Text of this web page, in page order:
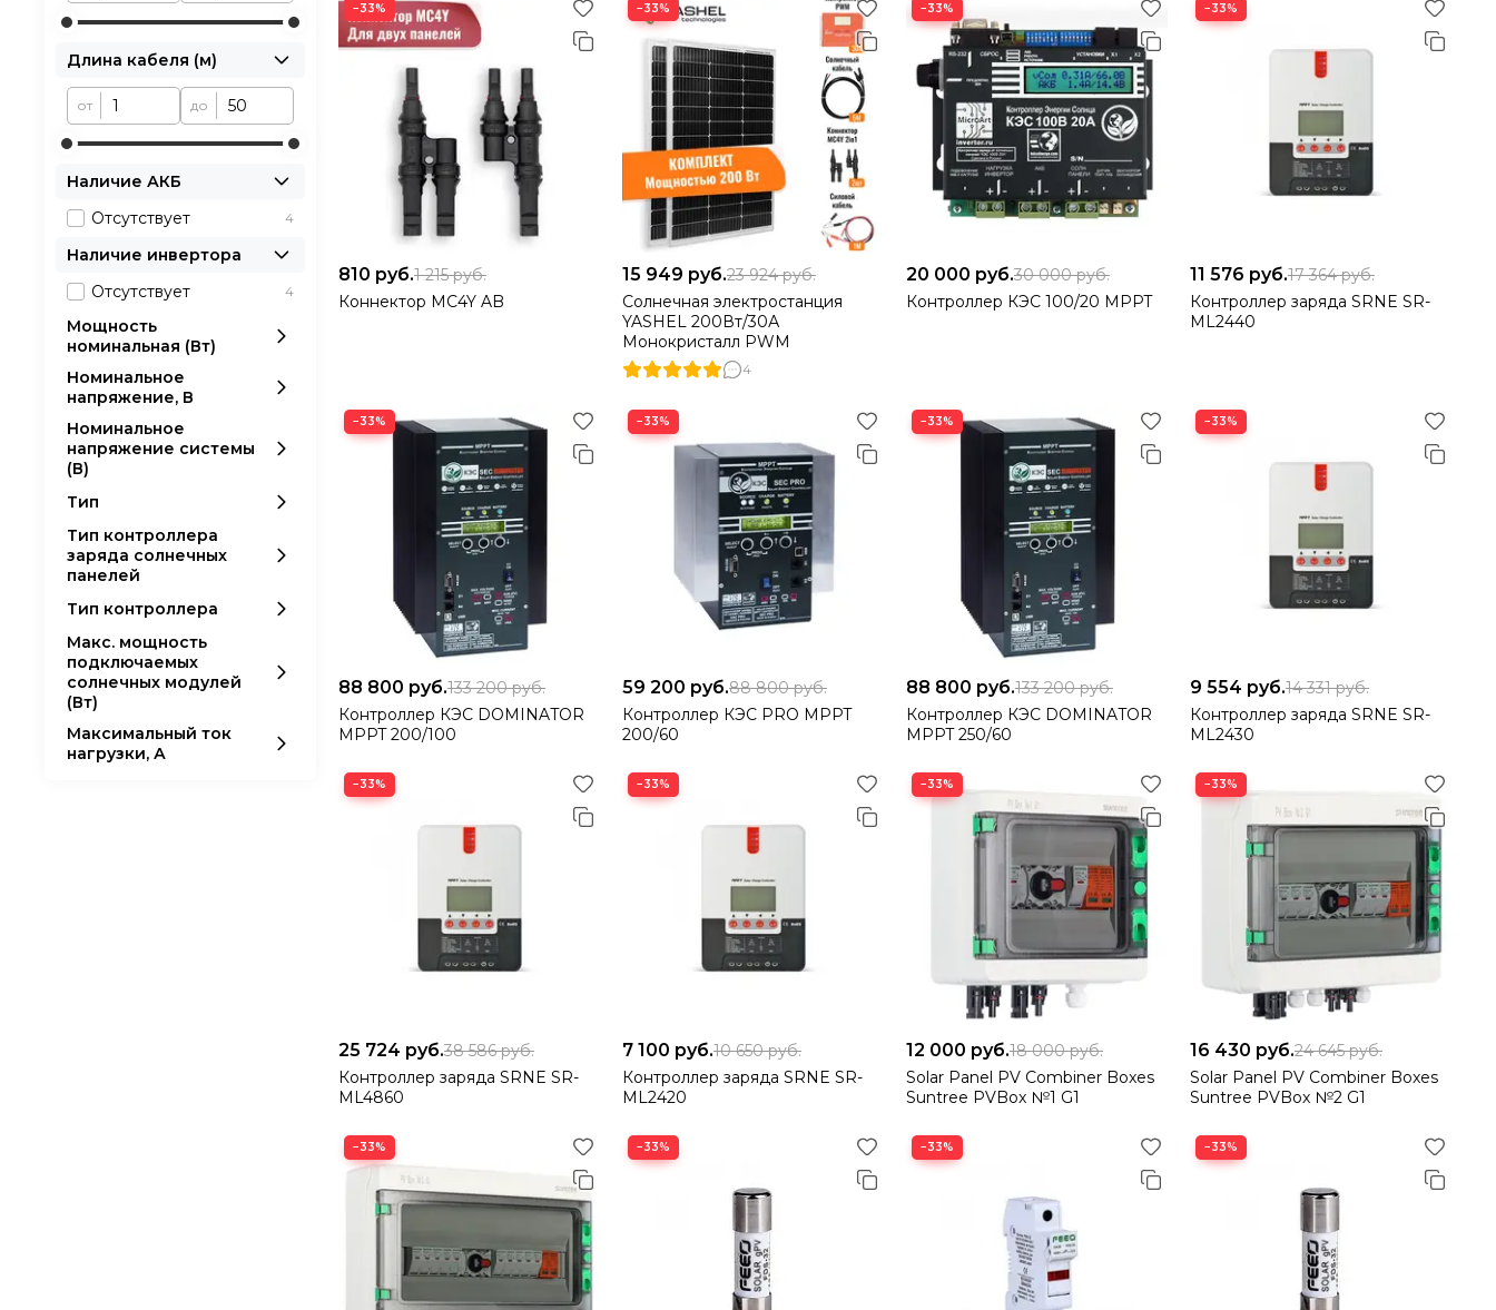
−33%
810 руб.1 215руб.
Коннектор MC4Y AB
−33%
15 949 руб.23 924руб.
Солнечная электростанция
YASHEL 200Вт/30А
Монокристалл PWM
4
−33%
20 000 руб.30 000руб.
Контроллер КЭС 100/20 MPPT
−33%
11 576 руб.17 364руб.
Контроллер заряда SRNE SR-
ML2440
−33%
88 800 руб.133 200руб.
Контроллер КЭС DOMINATOR
MPPT 200/100
−33%
59 200 руб.88 800руб.
Контроллер КЭС PRO MPPT
200/60
−33%
88 800 руб.133 200руб.
Контроллер КЭС DOMINATOR
MPPT 250/60
−33%
9 554 руб.14 331руб.
Контроллер заряда SRNE SR-
ML2430
−33%
25 724 руб.38 586руб.
Контроллер заряда SRNE SR-
ML4860
−33%
7 100 руб.10 650руб.
Контроллер заряда SRNE SR-
ML2420
−33%
12 000 руб.18 000руб.
Solar Panel PV Combiner Boxes
Suntree PVBox №1 G1
−33%
16 430 руб.24 645руб.
Solar Panel PV Combiner Boxes
Suntree PVBox №2 G1
−33% −33% −33% −33%
Длина кабеля (м)
от до
Наличие АКБ
Отсутствует
4
Наличие инвертора
Отсутствует
4
Мощность
номинальная (Вт)
Номинальное
напряжение, В
Номинальное
напряжение системы
(В)
Тип
Тип контроллера
заряда солнечных
панелей
Тип контроллера
Макс. мощность
подключаемых
солнечных модулей
(Вт)
Максимальный ток
нагрузки, А